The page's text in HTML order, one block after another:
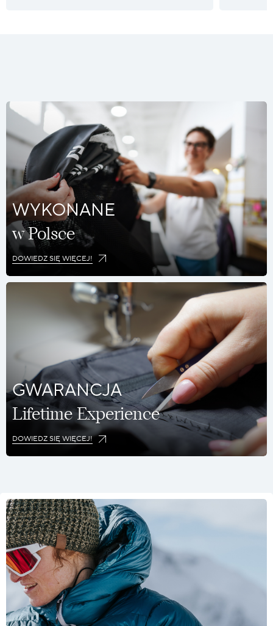
WYKONANE
w Polsce
DOWIEDZ SIĘ WIĘCEJ!
GWARANCJA
Lifetime Experience
DOWIEDZ SIĘ WIĘCEJ!